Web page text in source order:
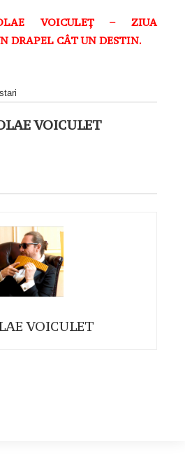
VOICULEȚ – ZIUA
DRAPEL CÂT UN DESTIN.
VOICULET
VOICULET